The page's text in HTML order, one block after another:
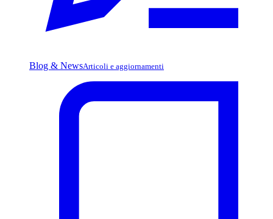
Blog & NewsArticoli e aggiornamenti